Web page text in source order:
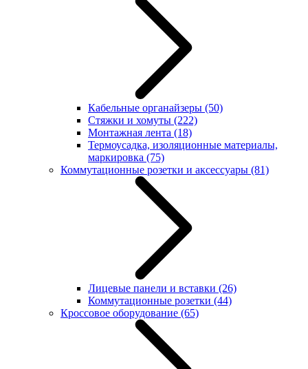
Кабельные органайзеры (50)
Стяжки и хомуты (222)
Монтажная лента (18)
Термоусадка, изоляционные материалы,
маркировка (75)
Коммутационные розетки и аксессуары (81)
Лицевые панели и вставки (26)
Коммутационные розетки (44)
Кроссовое оборудование (65)